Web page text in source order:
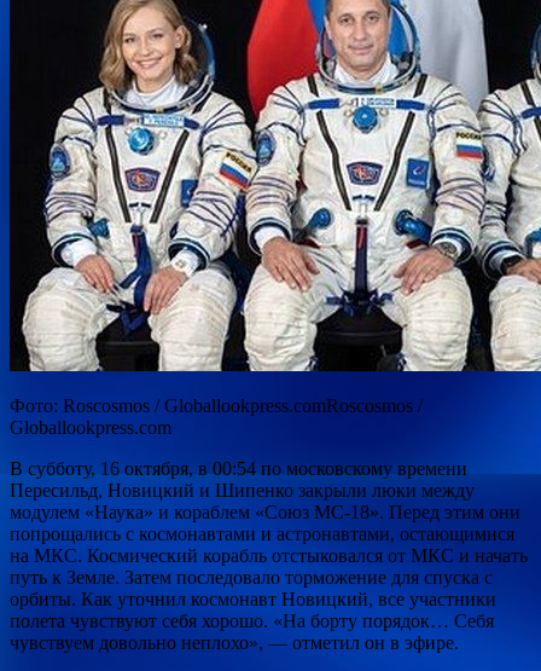
Фото: Roscosmos / Globallookpress.comRoscosmos /
Globallookpress.com
В субботу, 16 октября, в 00:54 по московскому времени
Пересильд, Новицкий и Шипенко закрыли люки между
модулем «Наука» и кораблем «Союз МС-18». Перед этим они
попрощались с космонавтами и астронавтами, остающимися
на МКС. Космический корабль отстыковался от МКС и начать
путь к Земле. Затем последовало торможение для спуска с
орбиты. Как уточнил космонавт Новицкий, все участники
полета чувствуют себя хорошо. «На борту порядок… Себя
чувствуем довольно неплохо», — отметил он в эфире.